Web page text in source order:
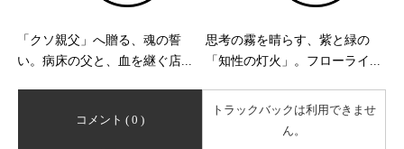
「クソ親父」へ贈る、魂の誓
い。病床の父と、血を継ぐ店...
思考の霧を晴らす、紫と緑の
「知性の灯火」。フローライ...
コメント ( 0 )
トラックバックは利用できませ
ん。